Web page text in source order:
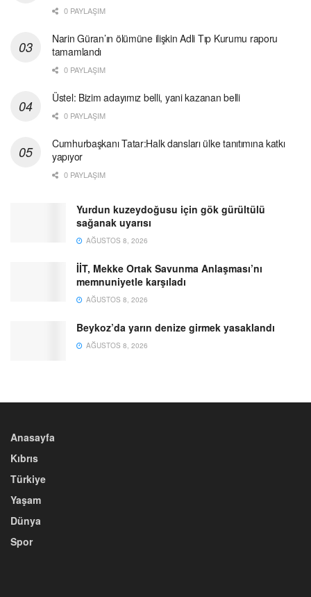
0 PAYLAŞIM
Narin Güran’ın ölümüne ilişkin Adli Tıp Kurumu raporu
tamamlandı
0 PAYLAŞIM
Üstel: Bizim adayımız belli, yani kazanan belli
0 PAYLAŞIM
Cumhurbaşkanı Tatar:Halk dansları ülke tanıtımına katkı
yapıyor
0 PAYLAŞIM
Yurdun kuzeydoğusu için gök gürültülü
sağanak uyarısı
AĞUSTOS 8, 2026
İİT, Mekke Ortak Savunma Anlaşması’nı
memnuniyetle karşıladı
AĞUSTOS 8, 2026
Beykoz’da yarın denize girmek yasaklandı
AĞUSTOS 8, 2026
Anasayfa
Kıbrıs
Türkiye
Yaşam
Dünya
Spor